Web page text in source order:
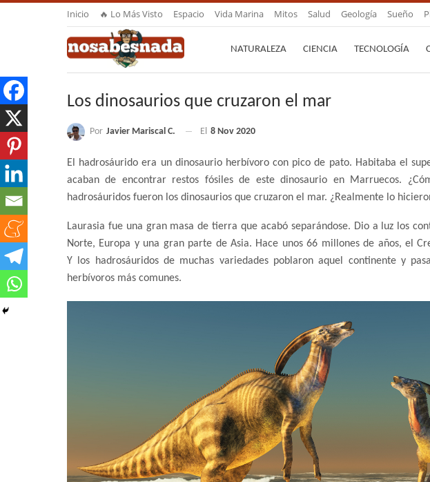
Inicio 🔥 Lo Más Visto Espacio Vida Marina Mitos Salud Geología Sueño
NATURALEZA CIENCIA TECNOLOGÍA
Los dinosaurios que cruzaron el mar
Por Javier Mariscal C. El 8 Nov 2020
El hadrosáurido era un dinosaurio herbívoro con pico de pato. Habitaba el
acaban de encontrar restos fósiles de este dinosaurio en Marruecos.
hadrosáuridos fueron los dinosaurios que cruzaron el mar. ¿Realmente lo
Laurasia fue una gran masa de tierra que acabó separándose. Dio a luz los
Norte, Europa y una gran parte de Asia. Hace unos 66 millones de años, el
Y los hadrosáuridos de muchas variedades poblaron aquel continente y
herbívoros más comunes.